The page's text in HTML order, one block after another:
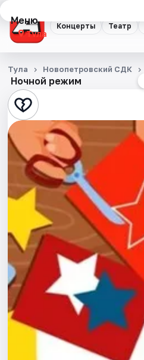
Концерты Театр
Меню
Тула
Концерты
Театр
Стендап
Выставки
Квесты
Экскурсии
Спорт
События
Города
Площадки
Ночной режим
Тула Новопетровский СДК